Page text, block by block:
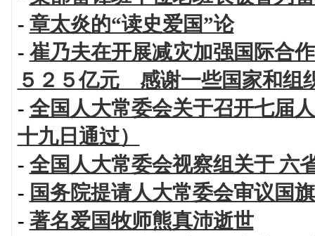
- 章太炎的“读史爱国”论
- 崔乃夫在开展减灾加强国际合
５２５亿元 感谢一些国家和组
- 全国人大常委会关于召开七届
十九日通过）
- 全国人大常委会视察组关于 六
- 国务院提请人大常委会审议国
- 著名爱国牧师熊真沛逝世